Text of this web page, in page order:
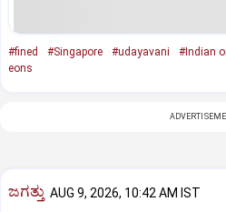
#fined #Singapore #udayavani #Indian
eons
ಜಗತ್ತು AUG 9, 2026, 10:42 AM IST